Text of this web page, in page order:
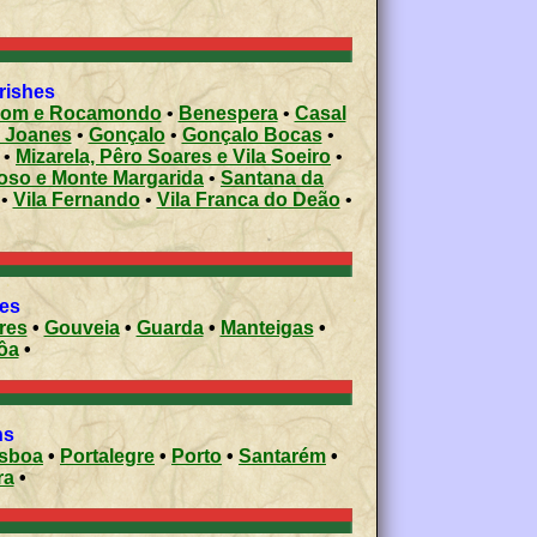
parishes
e Rocamondo• Benespera• Casal
Joanes• Gonçalo• Gonçalo Bocas•
• Mizarela, Pêro Soares e Vila Soeiro •
e Monte Margarida •Santana da
Vila Fernando• Vila Franca do Deão•
• Gouveia• Guarda• Manteigas•
•
• Portalegre • Porto • Santarém •
•